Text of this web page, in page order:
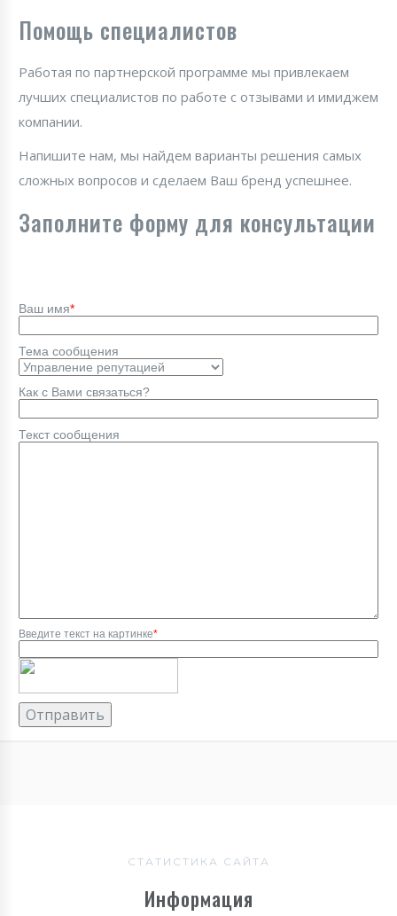
Помощь специалистов
Работая по партнерской программе мы привлекаем
лучших специалистов по работе с отзывами и имиджем
компании.
Напишите нам, мы найдем варианты решения самых
сложных вопросов и сделаем Ваш бренд успешнее.
Заполните форму для консультации
Ваш имя*
Тема сообщения
Как с Вами связаться?
Текст сообщения
Введите текст на картинке*
СТАТИСТИКА САЙТА
Информация